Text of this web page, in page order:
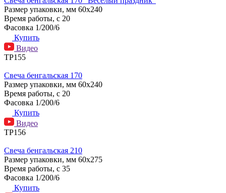
Размер упаковки, мм 60х240
Время работы, с 20
Фасовка 1/200/6
Купить
Видео
ТР155
Свеча бенгальская 170
Размер упаковки, мм 60х240
Время работы, с 20
Фасовка 1/200/6
Купить
Видео
ТР156
Свеча бенгальская 210
Размер упаковки, мм 60х275
Время работы, с 35
Фасовка 1/200/6
Купить